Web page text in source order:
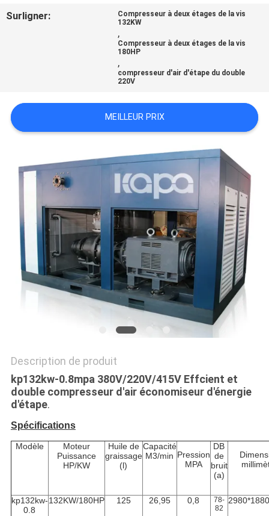
QUALITÉ
NOUVELLES
DU
PRIVACY
POLICY
Surligner:
Compresseur à deux étages de la vis
132KW
,
Compresseur à deux étages de la vis
180HP
,
compresseur d'air d'étape du double
220V
MEILLEUR PRIX
Description de produit
kp132kw-0.8mpa 380V/220V/415V Effcient et
double compresseur d'air économiseur d'énergie
d'étape.
Spécifications
Modèle
Moteur
Puissance
HP/KW
Huile de
graissage
(l)
Capacité
M3/min Pression
MPA
DB
de
bruit
(a)
kp132kw-
0.8
132KW/180HP 125 26,95 0,8
78-
82